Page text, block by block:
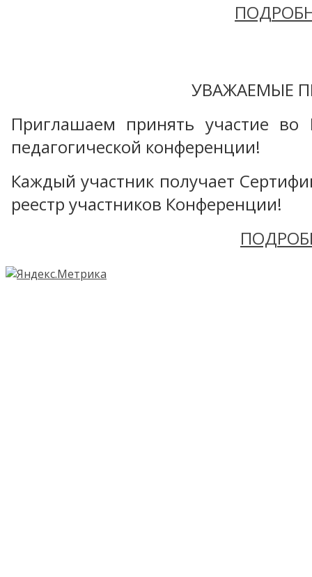
УВАЖАЕМЫЕ
Приглашаем принять участие во
педагогической конференции!
Каждый участник получает
реестр участников Конференции!